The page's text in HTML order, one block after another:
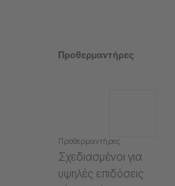
Προθερμαντήρες
Προθερμαντήρες
Σχεδιασμένοι για
υψηλές επιδόσεις